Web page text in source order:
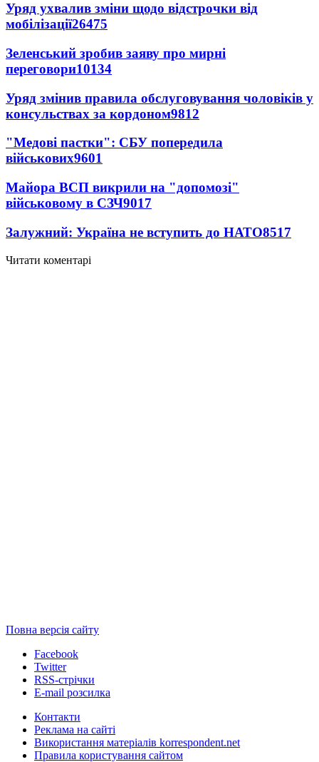
Уряд ухвалив зміни щодо відстрочки від
мобілізації26475
Зеленський зробив заяву про мирні
переговори10134
Уряд змінив правила обслуговування чоловіків у
консульствах за кордоном9812
"Медові пастки": СБУ попередила
військових9601
Майора ВСП викрили на "допомозі"
військовому в СЗЧ9017
Залужний: Україна не вступить до НАТО8517
Читати коментарі
Повна версія сайту
Facebook
Twitter
RSS-стрічки
E-mail розсилка
Контакти
Реклама на сайті
Використання матеріалів korrespondent.net
Правила користування сайтом